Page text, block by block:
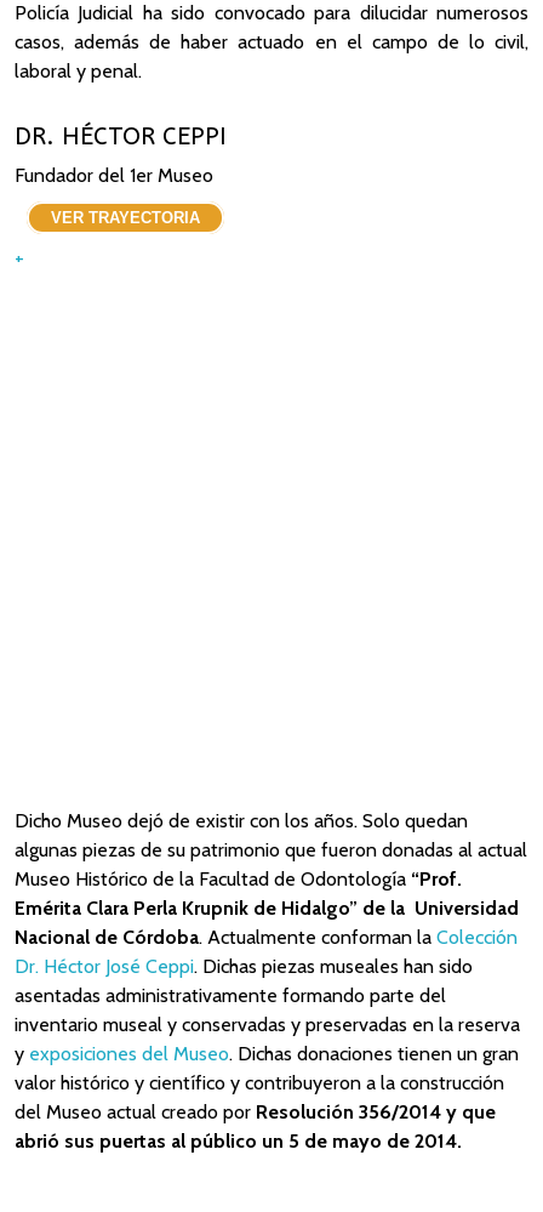
Policía Judicial ha sido convocado para dilucidar numerosos
casos, además de haber actuado en el campo de lo civil,
laboral y penal.
DR. HÉCTOR CEPPI
Fundador del 1er Museo
VER TRAYECTORIA
+
Dicho Museo dejó de existir con los años. Solo quedan
algunas piezas de su patrimonio que fueron donadas al actual
Museo Histórico de la Facultad de Odontología “Prof.
Emérita Clara Perla Krupnik de Hidalgo” de la Universidad
Nacional de Córdoba. Actualmente conforman la Colección
Dr. Héctor José Ceppi. Dichas piezas museales han sido
asentadas administrativamente formando parte del
inventario museal y conservadas y preservadas en la reserva
y exposiciones del Museo. Dichas donaciones tienen un gran
valor histórico y científico y contribuyeron a la construcción
del Museo actual creado por Resolución 356/2014 y que
abrió sus puertas al público un 5 de mayo de 2014.